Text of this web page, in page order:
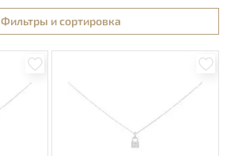
Фильтры и сортировка